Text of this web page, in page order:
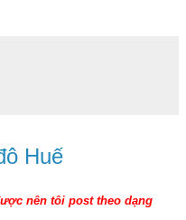
Huế
nên tôi post theo dạng